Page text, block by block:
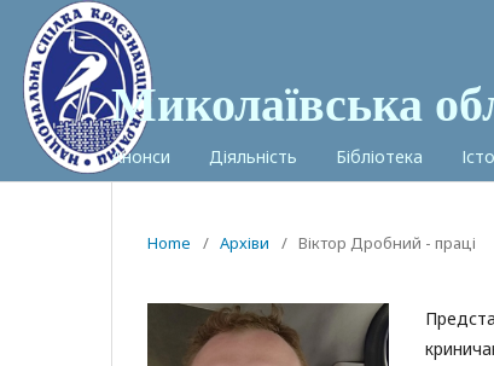
Миколаївська
Анонси Діяльність Бібліотека
Home / Архіви / Віктор Дробний - праці